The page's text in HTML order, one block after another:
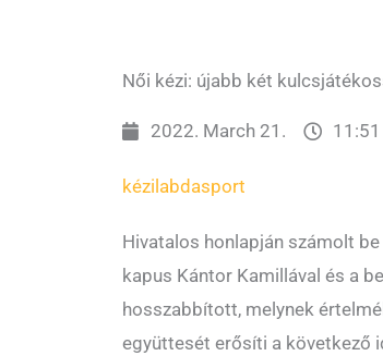
Női kézi: újabb két
2022. March 21. 11:51
kézilabdasport
Hivatalos honlapján számolt
kapus Kántor Kamillával és a
hosszabbított, melynek
együttesét erősíti a következő